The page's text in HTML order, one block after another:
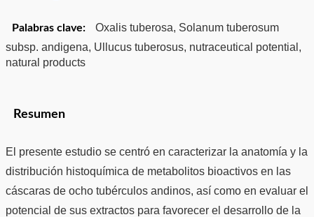
Palabras clave:
Oxalis tuberosa, Solanum tuberosum
subsp. andigena, Ullucus tuberosus, nutraceutical potential,
natural products
Resumen
El presente estudio se centró en caracterizar la anatomía y la
distribución histoquímica de metabolitos bioactivos en las
cáscaras de ocho tubérculos andinos, así como en evaluar el
potencial de sus extractos para favorecer el desarrollo de la